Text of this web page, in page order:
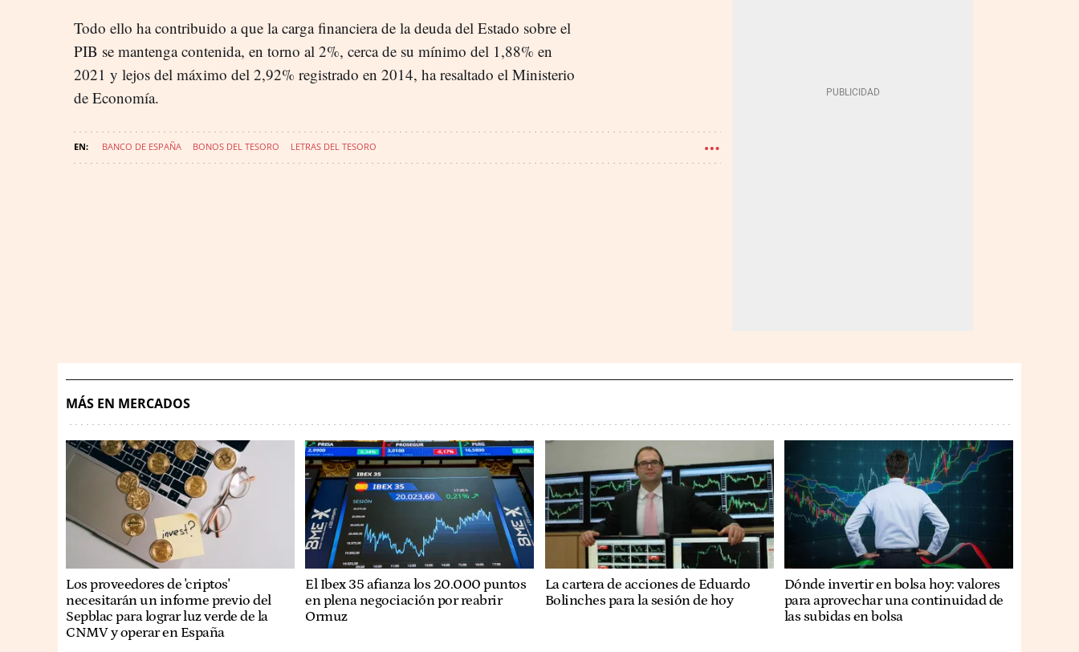
Todo ello ha contribuido a que la carga financiera de la deuda del Estado sobre el
PIB se mantenga contenida, en torno al 2%, cerca de su mínimo del 1,88% en
2021 y lejos del máximo del 2,92% registrado en 2014, ha resaltado el Ministerio
de Economía.
BANCO DE ESPAÑA BONOS DEL TESORO LETRAS DEL TESORO
MÁS EN MERCADOS
Los proveedores de 'criptos'
necesitarán un informe previo del
Sepblac para lograr luz verde de la
CNMV y operar en España
El Ibex 35 afianza los 20.000 puntos
en plena negociación por reabrir
Ormuz
La cartera de acciones de Eduardo
Bolinches para la sesión de hoy
Dónde invertir en bolsa hoy: valores
para aprovechar una continuidad de
las subidas en bolsa